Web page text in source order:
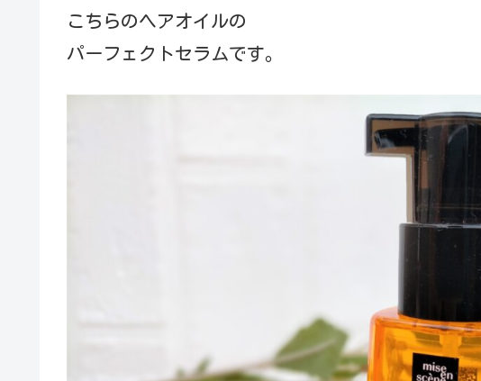
こちらのヘアオイルの
パーフェクトセラムです。